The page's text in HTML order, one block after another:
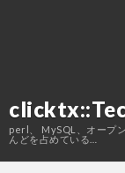
perl、 MySQL、オープ
んどを占めている…